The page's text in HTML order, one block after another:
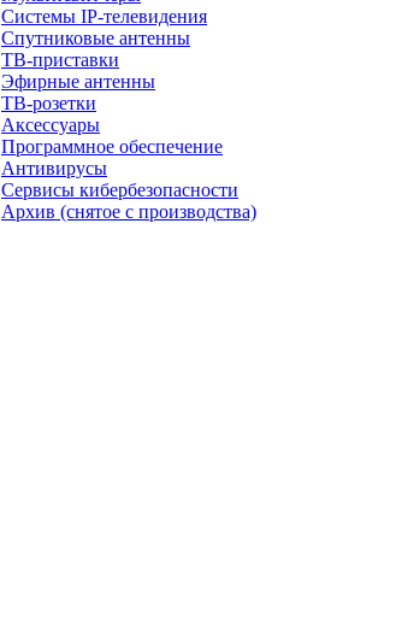
Системы IP-телевидения
Спутниковые антенны
ТВ-приставки
Эфирные антенны
ТВ-розетки
Аксессуары
Программное обеспечение
Антивирусы
Сервисы кибербезопасности
Архив (снятое с производства)